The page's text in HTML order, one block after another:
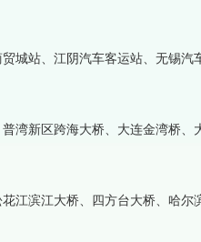
城站、江阴汽车客运站、无锡汽
湾新区跨海大桥、大连金湾桥、
江滨江大桥、四方台大桥、哈尔